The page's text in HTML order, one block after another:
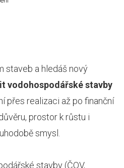
staveb a hledáš nový
vodohospodářské stavby
přes realizaci až po finanční
prostor k růstu i
smysl.
stavby (ČOV,